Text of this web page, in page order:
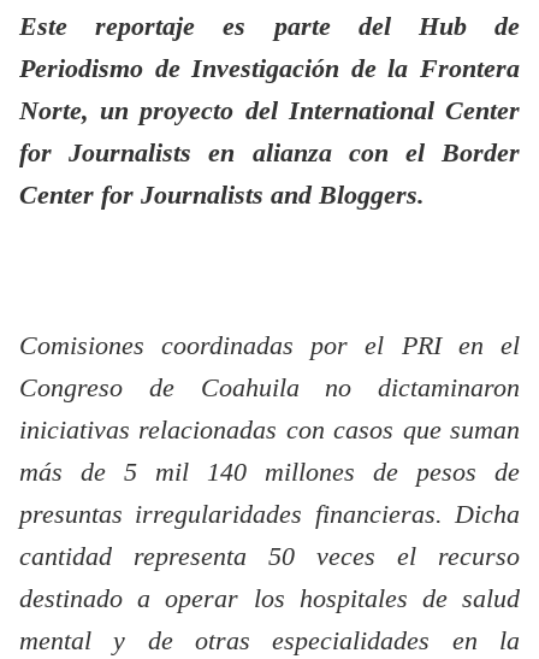
Este reportaje es parte del Hub de
Periodismo de Investigación de la Frontera
Norte, un proyecto del International Center
for Journalists en alianza con el Border
Center for Journalists and Bloggers.
Comisiones coordinadas por el PRI en el
Congreso de Coahuila no dictaminaron
iniciativas relacionadas con casos que suman
más de 5 mil 140 millones de pesos de
presuntas irregularidades financieras. Dicha
cantidad representa 50 veces el recurso
destinado a operar los hospitales de salud
mental y de otras especialidades en la